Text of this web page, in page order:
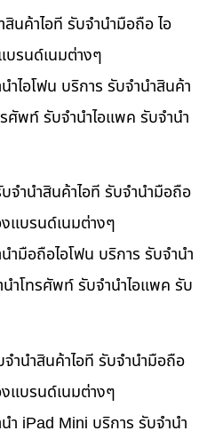
นค้าไอที รับจำนำมือถือ ไอ
บรนด์เนมต่างๆ
ไอโฟน บริการ รับจำนำสินค้า
ศัพท์ รับจำนำไอแพค รับจำนำ
จำนำสินค้าไอที รับจำนำมือถือ
แบรนด์เนมต่างๆ
มือถือไอโฟน บริการ รับจำนำ
ำโทรศัพท์ รับจำนำไอแพค รับ
ำนำสินค้าไอที รับจำนำมือถือ
แบรนด์เนมต่างๆ
ำ iPad Mini บริการ รับจำนำ